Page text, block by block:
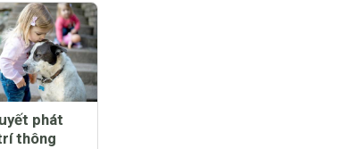
phát
thông